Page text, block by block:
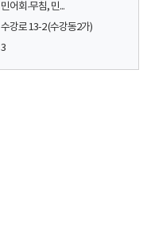
민어회·무침, 민...
수강로 13-2 (수강동2가)
3